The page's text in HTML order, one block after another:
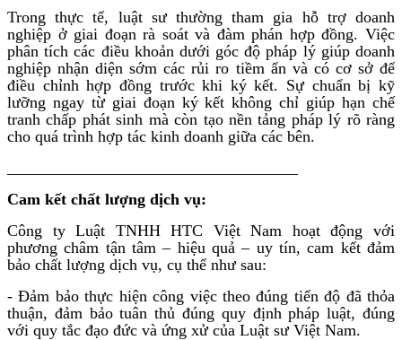
Trong thực tế, luật sư thường tham gia hỗ trợ doanh
nghiệp ở giai đoạn rà soát và đàm phán hợp đồng. Việc
phân tích các điều khoản dưới góc độ pháp lý giúp doanh
nghiệp nhận diện sớm các rủi ro tiềm ẩn và có cơ sở để
điều chỉnh hợp đồng trước khi ký kết. Sự chuẩn bị kỹ
lưỡng ngay từ giai đoạn ký kết không chỉ giúp hạn chế
tranh chấp phát sinh mà còn tạo nền tảng pháp lý rõ ràng
cho quá trình hợp tác kinh doanh giữa các bên.
Cam kết chất lượng dịch vụ:
Công ty Luật TNHH HTC Việt Nam hoạt động với
phương châm tận tâm – hiệu quả – uy tín, cam kết đảm
bảo chất lượng dịch vụ, cụ thể như sau:
- Đảm bảo thực hiện công việc theo đúng tiến độ đã thỏa
thuận, đảm bảo tuân thủ đúng quy định pháp luật, đúng
với quy tắc đạo đức và ứng xử của Luật sư Việt Nam.